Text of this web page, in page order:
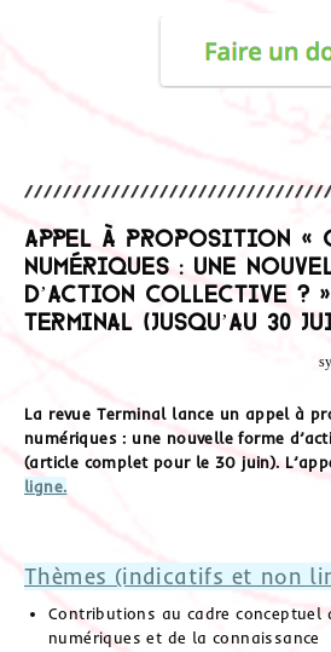
Appel à proposition «
numériques : une
d’action collective ? »
Terminal (jusqu’au 30
La revue Terminal lance un appel à
numériques : une nouvelle forme
(article complet pour le 30 juin).
ligne.
Thèmes (indicatifs et non
Contributions au cadre conceptuel
numériques et de la connaissance